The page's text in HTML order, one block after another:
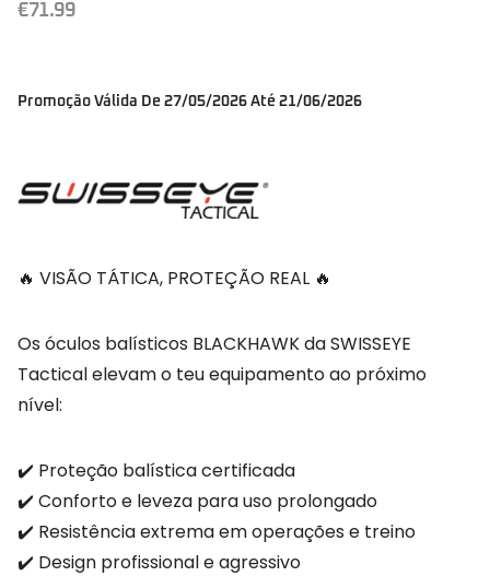
€71.99
Promoção Válida De 27/05/2026 Até 21/06/2026
🔥 VISÃO TÁTICA, PROTEÇÃO REAL 🔥
Os óculos balísticos BLACKHAWK da SWISSEYE
Tactical elevam o teu equipamento ao próximo
nível:
✔️ Proteção balística certificada
✔️ Conforto e leveza para uso prolongado
✔️ Resistência extrema em operações e treino
✔️ Design profissional e agressivo